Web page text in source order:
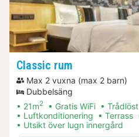
Classic rum
Max 2 vuxna (max 2 barn)
Dubbelsäng
21m2 Gratis WiFi
Luftkonditionering
Terrass
Utsikt över lugn innergård